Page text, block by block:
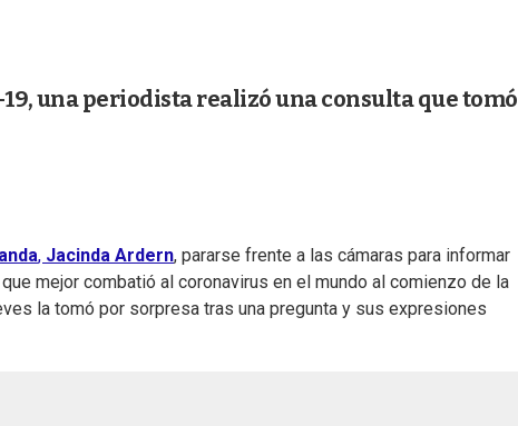
una periodista realizó una consulta que tomó
, Jacinda Ardern, pararse frente a las cámaras para informar
mejor combatió al coronavirus en el mundo al comienzo de la
la tomó por sorpresa tras una pregunta y sus expresiones